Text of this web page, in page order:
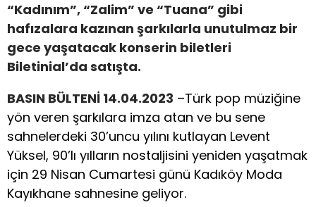
“Kadınım”, “Zalim” ve “Tuana” gibi
hafızalara kazınan şarkılarla unutulmaz bir
gece yaşatacak konserin biletleri
Biletinial’da satışta.
BASIN BÜLTENİ 14.04.2023 –Türk pop müziğine
yön veren şarkılara imza atan ve bu sene
sahnelerdeki 30’uncu yılını kutlayan Levent
Yüksel, 90’lı yılların nostaljisini yeniden yaşatmak
için 29 Nisan Cumartesi günü Kadıköy Moda
Kayıkhane sahnesine geliyor.